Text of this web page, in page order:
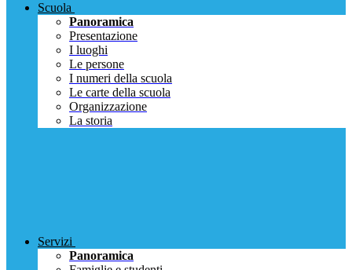
Scuola
Panoramica
Presentazione
I luoghi
Le persone
I numeri della scuola
Le carte della scuola
Organizzazione
La storia
Servizi
Panoramica